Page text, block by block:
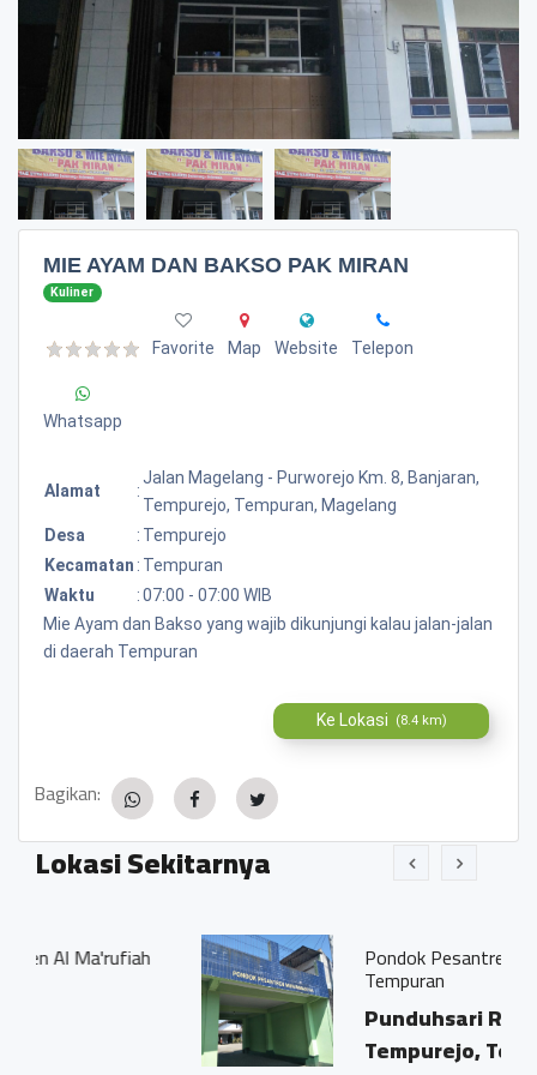
MIE AYAM DAN BAKSO PAK MIRAN
Kuliner
Favorite Map Website Telepon
Whatsapp
Alamat :
Jalan Magelang - Purworejo Km. 8, Banjaran,
Tempurejo, Tempuran, Magelang
Desa
: Tempurejo
Kecamatan : Tempuran
Waktu
:07:00 - 07:00 WIB
Mie Ayam dan Bakso yang wajib dikunjungi kalau jalan-jalan
di daerah Tempuran
Ke Lokasi (8.4 km)
Bagikan:
Lokasi Sekitarnya
Pondok Pesantren
Tempuran
Punduhsari RT. 06 RW. 02,
Tempurejo, Tempuran,